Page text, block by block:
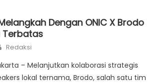
Dengan ONIC X Brodo
Terbatas
Author
Redaksi
– Melanjutkan kolaborasi strategis
lokal ternama, Brodo, salah satu tim